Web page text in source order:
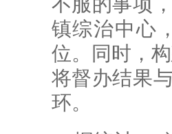
不服的事项
镇综治中心
位。同时，
将督办结果
环。